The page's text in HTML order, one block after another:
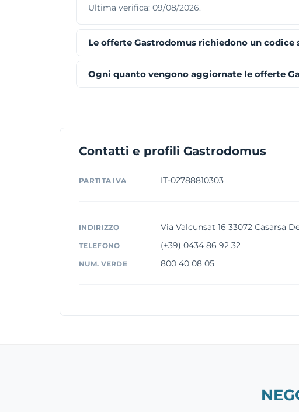
Ultima verifica: 09/08/2026.
Le offerte Gastrodomus richiedono un codice
Ogni quanto vengono aggiornate le offerte
Contatti e profili Gastrodomus
PARTITA IVA IT-02788810303
INDIRIZZO Via Valcunsat 16 33072 Casarsa
TELEFONO (+39) 0434 86 92 32
NUM. VERDE 800 40 08 05